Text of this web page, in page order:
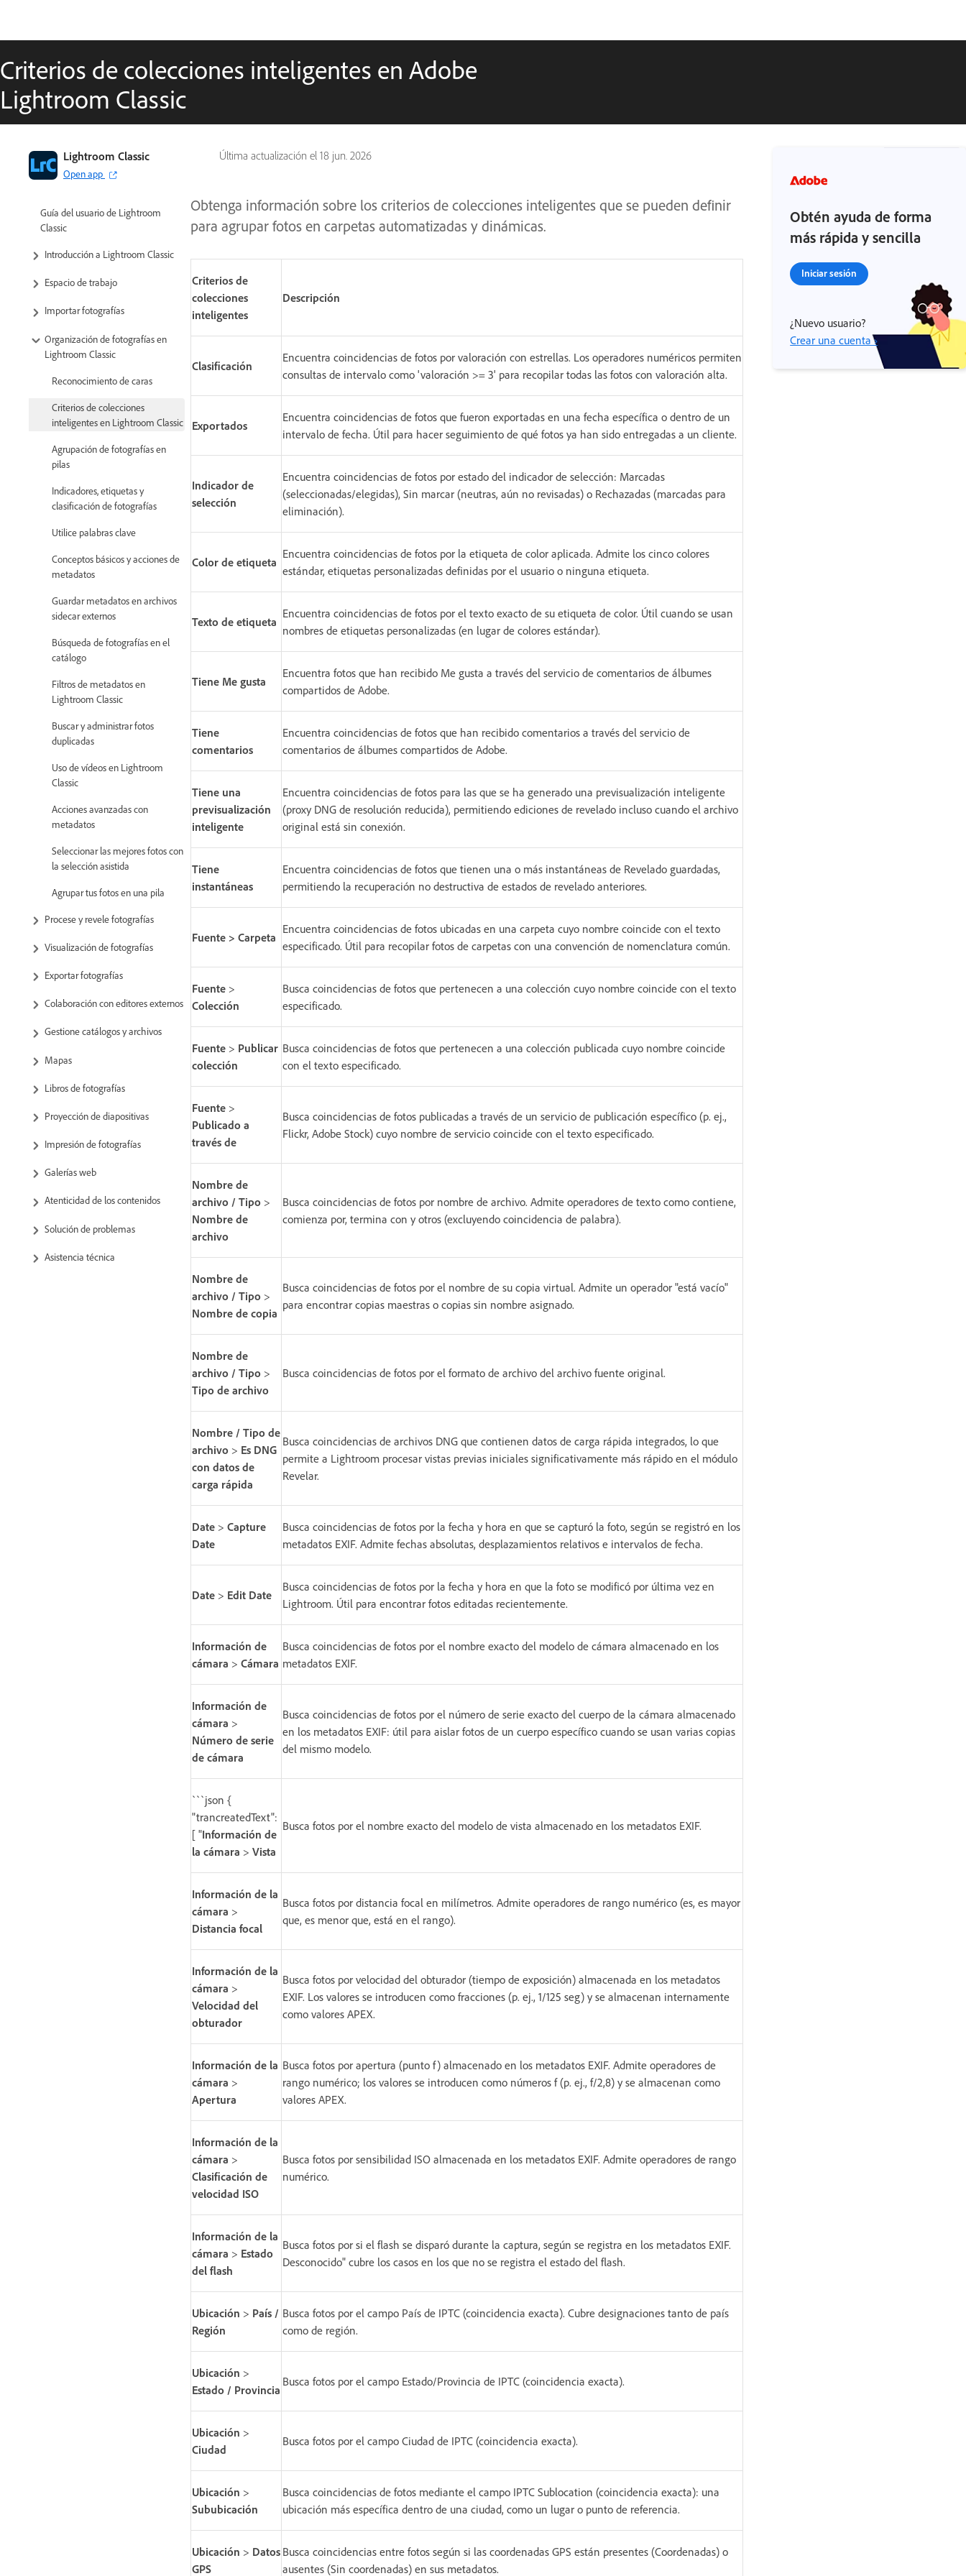
Criterios de colecciones inteligentes en Adobe
Lightroom Classic
Última actualización el 18 jun. 2026
Lightroom Classic
Open app
Guía del usuario de Lightroom
Classic
Introducción a Lightroom Classic
Espacio de trabajo
Importar fotografías
Organización de fotografías en
Lightroom Classic
Reconocimiento de caras
Criterios de colecciones
inteligentes en Lightroom Classic
Agrupación de fotografías en
pilas
Indicadores, etiquetas y
clasificación de fotografías
Utilice palabras clave
Conceptos básicos y acciones de
metadatos
Guardar metadatos en archivos
sidecar externos
Búsqueda de fotografías en el
catálogo
Filtros de metadatos en
Lightroom Classic
Buscar y administrar fotos
duplicadas
Uso de vídeos en Lightroom
Classic
Acciones avanzadas con
metadatos
Seleccionar las mejores fotos con
la selección asistida
Agrupar tus fotos en una pila
Procese y revele fotografías
Visualización de fotografías
Exportar fotografías
Colaboración con editores externos
Gestione catálogos y archivos
Mapas
Libros de fotografías
Proyección de diapositivas
Impresión de fotografías
Galerías web
Atenticidad de los contenidos
Solución de problemas
Asistencia técnica
Obtenga información sobre los criterios de colecciones inteligentes que se pueden definir
para agrupar fotos en carpetas automatizadas y dinámicas.
Criterios de
colecciones
inteligentes
Descripción
Clasificación
Encuentra coincidencias de fotos por valoración con estrellas. Los operadores numéricos permiten
consultas de intervalo como 'valoración >= 3' para recopilar todas las fotos con valoración alta.
Exportados
Encuentra coincidencias de fotos que fueron exportadas en una fecha específica o dentro de un
intervalo de fecha. Útil para hacer seguimiento de qué fotos ya han sido entregadas a un cliente.
Indicador de
selección
Encuentra coincidencias de fotos por estado del indicador de selección: Marcadas
(seleccionadas/elegidas), Sin marcar (neutras, aún no revisadas) o Rechazadas (marcadas para
eliminación).
Color de etiqueta
Encuentra coincidencias de fotos por la etiqueta de color aplicada. Admite los cinco colores
estándar, etiquetas personalizadas definidas por el usuario o ninguna etiqueta.
Texto de etiqueta
Encuentra coincidencias de fotos por el texto exacto de su etiqueta de color. Útil cuando se usan
nombres de etiquetas personalizadas (en lugar de colores estándar).
Tiene Me gusta
Encuentra fotos que han recibido Me gusta a través del servicio de comentarios de álbumes
compartidos de Adobe.
Tiene
comentarios
Encuentra coincidencias de fotos que han recibido comentarios a través del servicio de
comentarios de álbumes compartidos de Adobe.
Tiene una
previsualización
inteligente
Encuentra coincidencias de fotos para las que se ha generado una previsualización inteligente
(proxy DNG de resolución reducida), permitiendo ediciones de revelado incluso cuando el archivo
original está sin conexión.
Tiene
instantáneas
Encuentra coincidencias de fotos que tienen una o más instantáneas de Revelado guardadas,
permitiendo la recuperación no destructiva de estados de revelado anteriores.
Fuente > Carpeta
Encuentra coincidencias de fotos ubicadas en una carpeta cuyo nombre coincide con el texto
especificado. Útil para recopilar fotos de carpetas con una convención de nomenclatura común.
Fuente >
Colección
Busca coincidencias de fotos que pertenecen a una colección cuyo nombre coincide con el texto
especificado.
Fuente > Publicar
colección
Busca coincidencias de fotos que pertenecen a una colección publicada cuyo nombre coincide
con el texto especificado.
Fuente >
Publicado a
través de
Busca coincidencias de fotos publicadas a través de un servicio de publicación específico (p. ej.,
Flickr, Adobe Stock) cuyo nombre de servicio coincide con el texto especificado.
Nombre de
archivo / Tipo >
Nombre de
archivo
Busca coincidencias de fotos por nombre de archivo. Admite operadores de texto como contiene,
comienza por, termina con y otros (excluyendo coincidencia de palabra).
Nombre de
archivo / Tipo >
Nombre de copia
Busca coincidencias de fotos por el nombre de su copia virtual. Admite un operador "está vacío"
para encontrar copias maestras o copias sin nombre asignado.
Nombre de
archivo / Tipo >
Tipo de archivo
Busca coincidencias de fotos por el formato de archivo del archivo fuente original.
Nombre / Tipo de
archivo > Es DNG
con datos de
carga rápida
Busca coincidencias de archivos DNG que contienen datos de carga rápida integrados, lo que
permite a Lightroom procesar vistas previas iniciales significativamente más rápido en el módulo
Revelar.
Date > Capture
Date
Busca coincidencias de fotos por la fecha y hora en que se capturó la foto, según se registró en los
metadatos EXIF. Admite fechas absolutas, desplazamientos relativos e intervalos de fecha.
Date > Edit Date
Busca coincidencias de fotos por la fecha y hora en que la foto se modificó por última vez en
Lightroom. Útil para encontrar fotos editadas recientemente.
Información de
cámara > Cámara
Busca coincidencias de fotos por el nombre exacto del modelo de cámara almacenado en los
metadatos EXIF.
Información de
cámara >
Número de serie
de cámara
Busca coincidencias de fotos por el número de serie exacto del cuerpo de la cámara almacenado
en los metadatos EXIF: útil para aislar fotos de un cuerpo específico cuando se usan varias copias
del mismo modelo.
```json {
"trancreatedText":
[ "Información de
la cámara > Vista
Busca fotos por el nombre exacto del modelo de vista almacenado en los metadatos EXIF.
Información de la
cámara >
Distancia focal
Busca fotos por distancia focal en milímetros. Admite operadores de rango numérico (es, es mayor
que, es menor que, está en el rango).
Información de la
cámara >
Velocidad del
obturador
Busca fotos por velocidad del obturador (tiempo de exposición) almacenada en los metadatos
EXIF. Los valores se introducen como fracciones (p. ej., 1/125 seg) y se almacenan internamente
como valores APEX.
Información de la
cámara >
Apertura
Busca fotos por apertura (punto f) almacenado en los metadatos EXIF. Admite operadores de
rango numérico; los valores se introducen como números f (p. ej., f/2,8) y se almacenan como
valores APEX.
Información de la
cámara >
Clasificación de
velocidad ISO
Busca fotos por sensibilidad ISO almacenada en los metadatos EXIF. Admite operadores de rango
numérico.
Información de la
cámara > Estado
del flash
Busca fotos por si el flash se disparó durante la captura, según se registra en los metadatos EXIF.
Desconocido" cubre los casos en los que no se registra el estado del flash.
Ubicación > País /
Región
Busca fotos por el campo País de IPTC (coincidencia exacta). Cubre designaciones tanto de país
como de región.
Ubicación >
Estado / Provincia
Busca fotos por el campo Estado/Provincia de IPTC (coincidencia exacta).
Ubicación >
Ciudad
Busca fotos por el campo Ciudad de IPTC (coincidencia exacta).
Ubicación >
Sububicación
Busca coincidencias de fotos mediante el campo IPTC Sublocation (coincidencia exacta): una
ubicación más específica dentro de una ciudad, como un lugar o punto de referencia.
Ubicación > Datos
GPS
Busca coincidencias entre fotos según si las coordenadas GPS están presentes (Coordenadas) o
ausentes (Sin coordenadas) en sus metadatos.
Obtén ayuda de forma
más rápida y sencilla
Iniciar sesión
¿Nuevo usuario?
Crear una cuenta ›